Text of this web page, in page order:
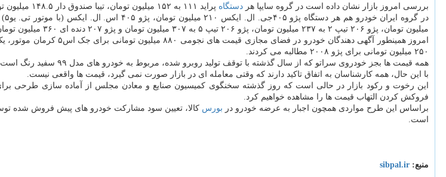
بررسی امروز بازار نشان داده است در گروه سایپا هر دستگاه پراید ۱۱۱ به ۱۵۲ میلیون تومان، تیبا صندوق دار ۱۴۸.۵ میلیون تومان، ساینا دنده ای ۱۶۶ میلیون تومان و کوییک دنده ای ۱۸۲ میلیون تومان قیمت خورده است.
میلیون تومان، پژو ۲۰۶ تیپ ۲ به ۲۳۷ میلیون تومان، پژو ۲۰۶ تیپ ۵ به ۳۰۷ میلیون تومان و پژو ۲۰۷ دنده ای ۳۶۰ میلیون تومان قیمت گذاری شدند.
۲۵۰ میلیون تومانی برای پژو ۲۰۰۸ مطالبه می کردند.
همه قیمت ها بجز خودروی سراتو که از سال گذشته با توقف تولید روبرو شده، مربوط به خودرو های مدل ۹۹ سفید رنگ است.
با این حال، همه کارشناسان به اتفاق تاکید دارند که وقتی معامله ای در بازار صورت نمی گیرد، قیمت ها واقعی نیست.
این رخوت و رکود بازار در حالی است که روز گذشته سخنگوی کمیسیون صنایع و معادن مجلس از آماده سازی طرحی
فروکش کردن التهاب قیمت ها را مشاهده خواهیم کرد.
براساس این طرح مواردی همچون اجبار به عرضه خودرو در بورس کالا، تعیین سود مشارکت خودرو های پیش فروش شده
است.
منبع: sibpal.ir